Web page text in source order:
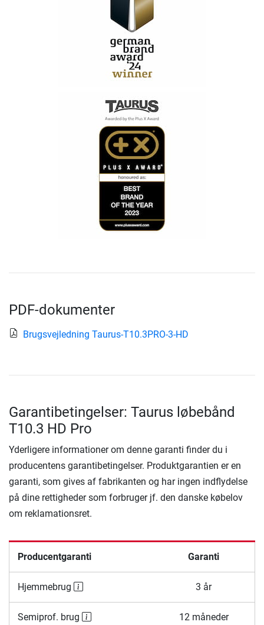
PDF-dokumenter
Brugsvejledning Taurus-T10.3PRO-3-HD
Garantibetingelser: Taurus løbebånd
T10.3 HD Pro
Yderligere informationer om denne garanti finder du i
producentens garantibetingelser. Produktgarantien er en
garanti, som gives af fabrikanten og har ingen indflydelse
på dine rettigheder som forbruger jf. den danske købelov
om reklamationsret.
Producentgaranti Garanti
Hjemmebrug 3 år
Semiprof. brug 12 måneder